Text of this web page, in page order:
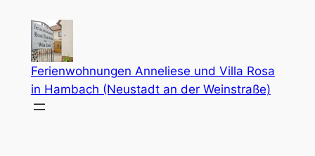
Inhalt
springen
Ferienwohnungen Anneliese und Villa Rosa
in Hambach (Neustadt an der Weinstraße)